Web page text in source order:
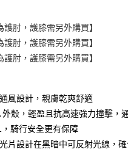
銀行
）商業銀行
華泰商業銀行
遠東國際商
永豐商業銀行
銀行
卡公司
護肘，護膝需另外購買】
護肘，護膝需另外購買】
護肘，護膝需另外購買】
風設計，親膚乾爽舒適
外殼，輕盈且抗高速強力撞擊，
騎行安全更有保障
片設計在黑暗中可反射光線，